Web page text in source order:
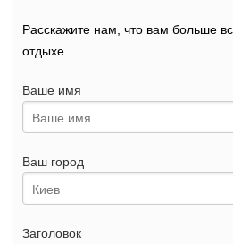
Расскажите нам, что вам больше
отдыхе.
Ваше имя
Ваш город
Заголовок